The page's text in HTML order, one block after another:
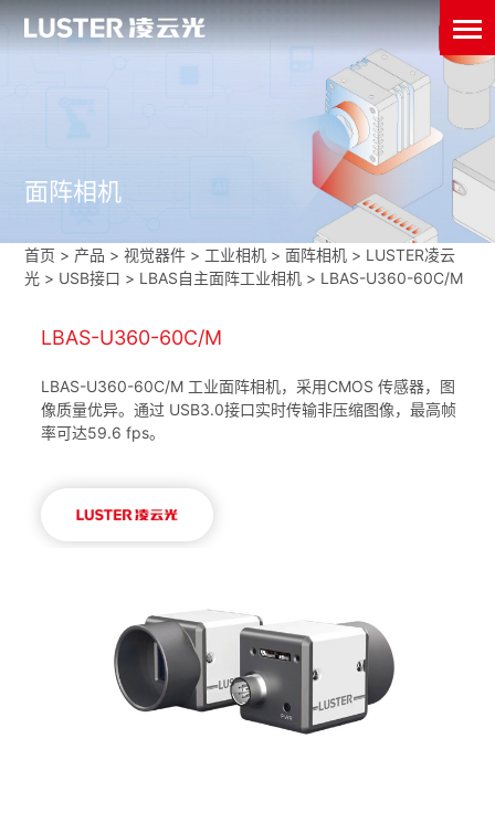
面阵相机
首页 > 产品 > 视觉器件 > 工业相机 >面阵相机 > LUSTER凌云
光 > USB接口 > LBAS自主面阵工业相机 > LBAS-U360-60C/M
LBAS-U360-60C/M
LBAS-U360-60C/M 工业面阵相机，采用CMOS 传感器，图
像质量优异。通过 USB3.0接口实时传输非压缩图像，最高帧
率可达59.6 fps。